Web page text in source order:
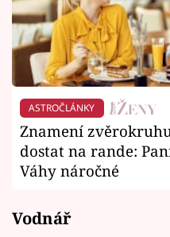
ASTROČLÁNKY
Znamení
dostat na rande:
Váhy náročné
Vodnář